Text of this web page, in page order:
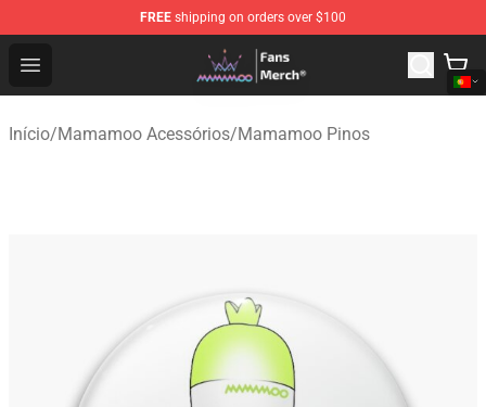
FREE shipping on orders over $100
Open menu
Mamamoo Store - Official Mamamoo Merchandise Shop
Início/Mamamoo Acessórios/Mamamoo Pinos